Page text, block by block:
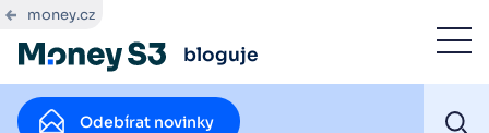
money.cz
bloguje
Odebírat novinky